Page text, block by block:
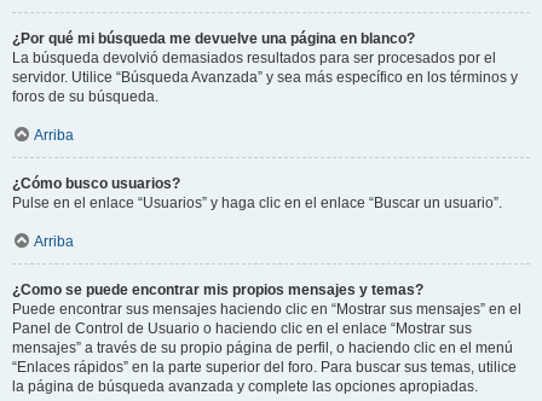
¿Por qué mi búsqueda me devuelve una página en blanco?
La búsqueda devolvió demasiados resultados para ser procesados por el
servidor. Utilice “Búsqueda Avanzada” y sea más específico en los términos y
foros de su búsqueda.
Arriba
¿Cómo busco usuarios?
Pulse en el enlace “Usuarios” y haga clic en el enlace “Buscar un usuario”.
Arriba
¿Como se puede encontrar mis propios mensajes y temas?
Puede encontrar sus mensajes haciendo clic en “Mostrar sus mensajes” en el
Panel de Control de Usuario o haciendo clic en el enlace “Mostrar sus
mensajes” a través de su propio página de perfil, o haciendo clic en el menú
“Enlaces rápidos” en la parte superior del foro. Para buscar sus temas, utilice
la página de búsqueda avanzada y complete las opciones apropiadas.